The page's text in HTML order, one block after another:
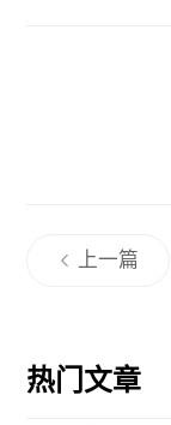
上一篇
热门文章